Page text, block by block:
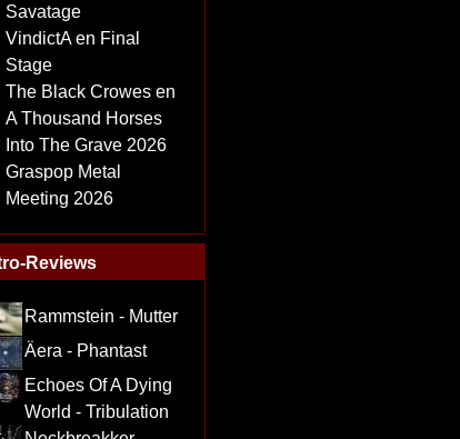
Savatage
VindictA en Final
Stage
The Black Crowes en
A Thousand Horses
Into The Grave 2026
Graspop Metal
Meeting 2026
Reviews
Rammstein - Mutter
Äera - Phantast
Echoes Of A Dying
World - Tribulation